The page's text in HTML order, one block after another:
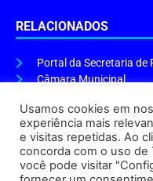
RELACIONADOS
Portal da Secretaria de
Câmara Municipal
ENDEREÇO E HORÁRIO
Endereço:Praça Tiradentes,
Atendimento do Protocolo
Usamos cookies em
experiência mais
e visitas repetidas. Ao
concorda com o uso de
você pode visitar